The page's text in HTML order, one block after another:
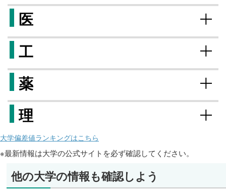
医
工
薬
理
大学偏差値ランキングはこちら
※最新情報は大学の公式サイトを必ず確認してください。
他の大学の情報も確認しよう